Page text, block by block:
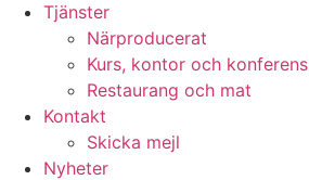
Tjänster
Närproducerat
Kurs, kontor och konferens
Restaurang och mat
Kontakt
Skicka mejl
Nyheter